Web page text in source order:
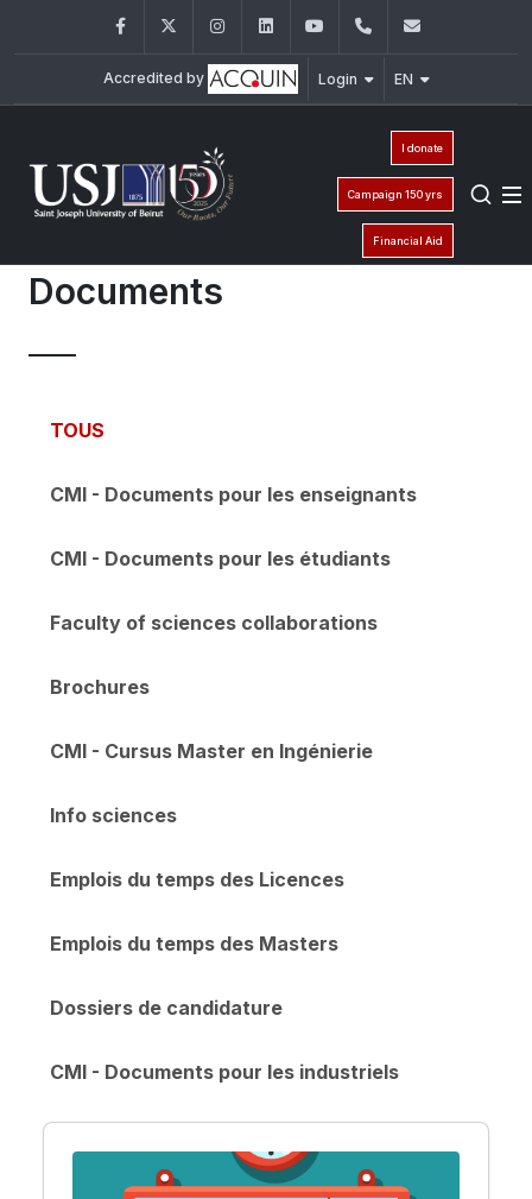
FacebookTwitter InstagramLinkedInYouTube+961 (1) 421 368
Accredited by Login EN
I donate
Campaign 150 yrs
Financial Aid
Documents
TOUS
CMI - Documents pour les enseignants
CMI - Documents pour les étudiants
Faculty of sciences collaborations
Brochures
CMI - Cursus Master en Ingénierie
Info sciences
Emplois du temps des Licences
Emplois du temps des Masters
Dossiers de candidature
CMI - Documents pour les industriels